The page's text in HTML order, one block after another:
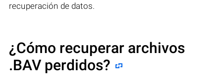
recuperación de datos.
¿Cómo recuperar archivos
.BAV perdidos?